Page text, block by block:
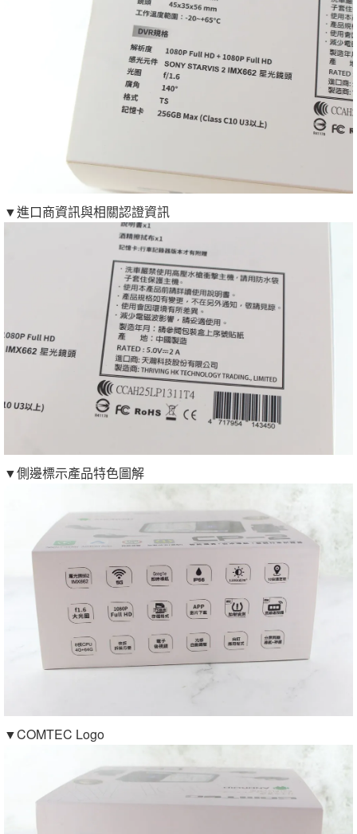
▼進口商資訊與相關認證資訊
▼側邊標示產品特色圖解
▼COMTEC Logo